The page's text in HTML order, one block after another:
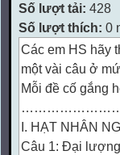
Số lượt tải: 428
Số lượt thích: 0
Các em HS hãy
một vài câu ở
Mỗi đề cố gắng
I. HẠT NHÂN
Câu 1: Đại